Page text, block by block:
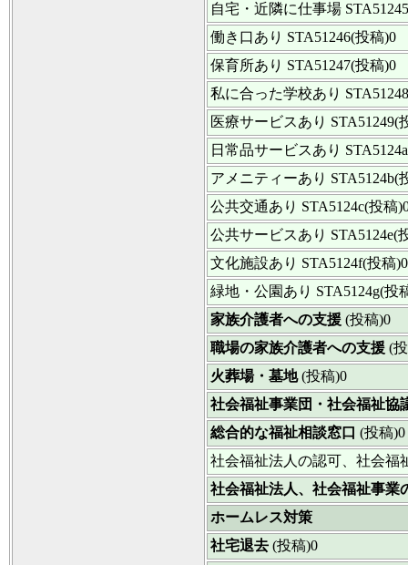
自宅・近隣に仕事場
働き口あり STA51246(投稿)0
保育所あり STA51247(投稿)0
私に合った学校あり
医療サービスあり STA51249(
日常品サービスあり
アメニティーあり STA5124b(
公共交通あり STA5124c(投稿
公共サービスあり STA5124e(
文化施設あり STA5124f(投稿)0
緑地・公園あり STA5124g(投
家族介護者への支援 (投稿)0
職場の家族介護者への支援 (
火葬場・墓地(投稿)0
社会福祉事業団・社会福祉協
総合的な福祉相談窓口 (投稿)0
社会福祉法人の認可、社会福
社会福祉法人、社会福祉事業
ホームレス対策
社宅退去 (投稿)0